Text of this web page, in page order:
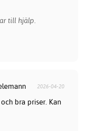
till hjälp.
2026-04-20
bra priser. Kan